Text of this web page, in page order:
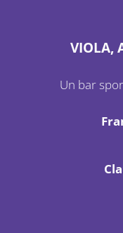
VIOLA,
Un bar